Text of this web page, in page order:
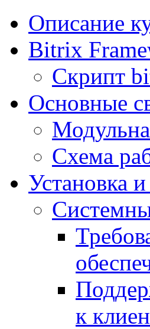
Описание
Bitrix
Скрипт
Основные
Схема
Установка
к